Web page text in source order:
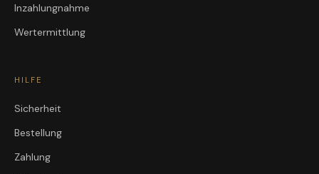
Inzahlungnahme
Wertermittlung
HILFE
Sicherheit
Bestellung
Zahlung